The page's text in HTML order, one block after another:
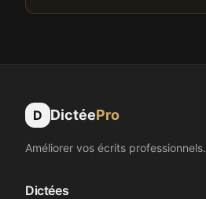
D DictéePro
Améliorer vos écrits professionnels.
Dictées